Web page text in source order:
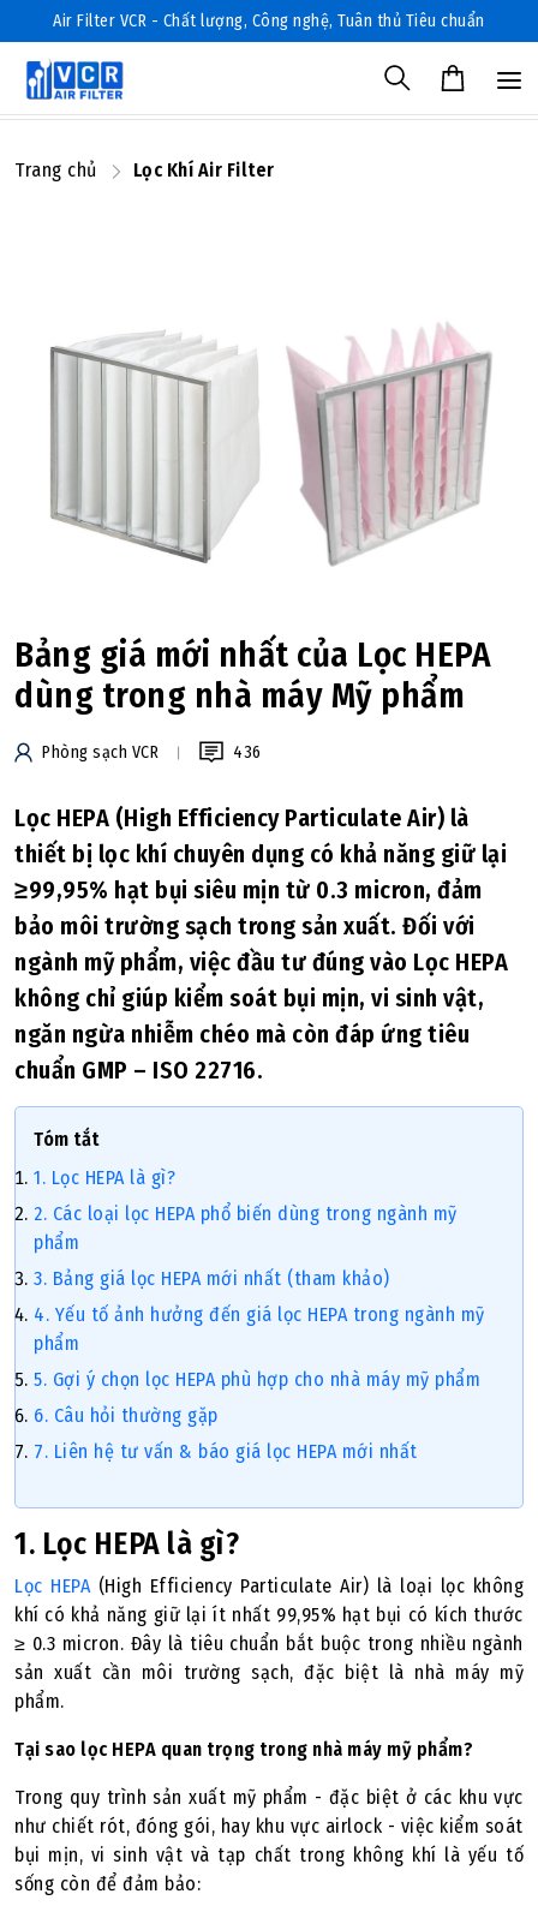
Air Filter VCR - Chất lượng, Công nghệ, Tuân thủ Tiêu chuẩn
Trang chủ Lọc Khí Air Filter
Bảng giá mới nhất của Lọc HEPA
dùng trong nhà máy Mỹ phẩm
Phòng sạch VCR 436
Lọc HEPA (High Efficiency Particulate Air) là
thiết bị lọc khí chuyên dụng có khả năng giữ lại
≥99,95% hạt bụi siêu mịn từ 0.3 micron, đảm
bảo môi trường sạch trong sản xuất. Đối với
ngành mỹ phẩm, việc đầu tư đúng vào Lọc HEPA
không chỉ giúp kiểm soát bụi mịn, vi sinh vật,
ngăn ngừa nhiễm chéo mà còn đáp ứng tiêu
chuẩn GMP – ISO 22716.
Tóm tắt
1. Lọc HEPA là gì?
2. Các loại lọc HEPA phổ biến dùng trong ngành mỹ
phẩm
3. Bảng giá lọc HEPA mới nhất (tham khảo)
4. Yếu tố ảnh hưởng đến giá lọc HEPA trong ngành mỹ
phẩm
5. Gợi ý chọn lọc HEPA phù hợp cho nhà máy mỹ phẩm
6. Câu hỏi thường gặp
7. Liên hệ tư vấn & báo giá lọc HEPA mới nhất
1. Lọc HEPA là gì?
Lọc HEPA(High Efficiency Particulate Air) là loại lọc không
khí có khả năng giữ lại ít nhất 99,95% hạt bụi có kích thước
≥ 0.3 micron. Đây là tiêu chuẩn bắt buộc trong nhiều ngành
sản xuất cần môi trường sạch, đặc biệt là nhà máy mỹ
phẩm.
Tại sao lọc HEPA quan trọng trong nhà máy mỹ phẩm?
Trong quy trình sản xuất mỹ phẩm - đặc biệt ở các khu vực
như chiết rót, đóng gói, hay khu vực airlock - việc kiểm soát
bụi mịn, vi sinh vật và tạp chất trong không khí là yếu tố
sống còn để đảm bảo: